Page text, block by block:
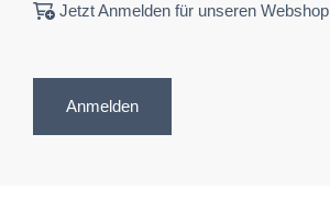
Jetzt Anmelden für unseren Webshop
Anmelden